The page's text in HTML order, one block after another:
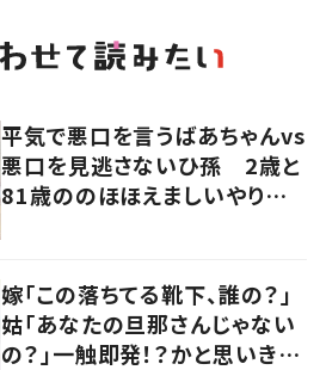
平気で悪口を言うばあちゃんvs
悪口を見逃さないひ孫 2歳と
81歳ののほほえましいやり取り
嫁「この落ちてる靴下、誰の？」
姑「あなたの旦那さんじゃない
の？」一触即発！？かと思いき